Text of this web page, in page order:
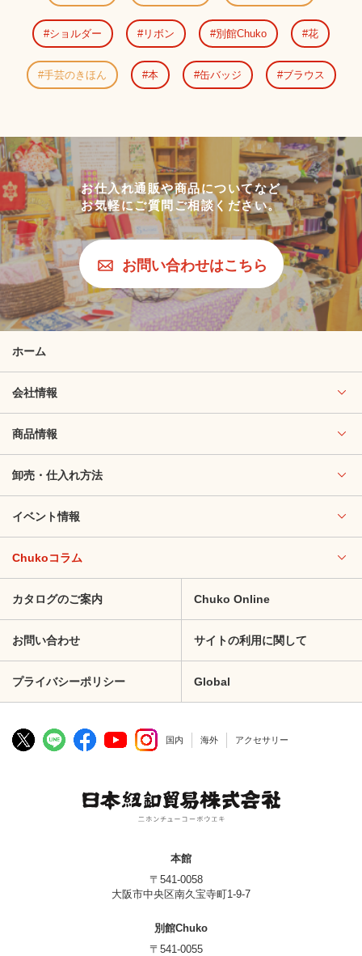
ショルダー リボン 別館Chuko 花
手芸のきほん 本 缶バッジ ブラウス
お仕入れ通販や商品についてなど
お気軽にご質問ご相談ください。
お問い合わせはこちら
ホーム
会社情報
商品情報
卸売・仕入れ方法
イベント情報
Chukoコラム
カタログのご案内 Chuko Online
お問い合わせ サイトの利用に関して
プライバシーポリシー Global
国内 海外 アクセサリー
本館
〒541-0058
大阪市中央区南久宝寺町1-9-7
別館Chuko
〒541-0055